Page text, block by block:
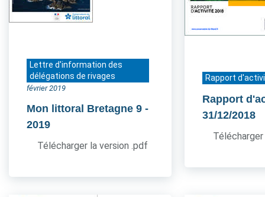
Lettre d'information des
délégations de rivages
février 2019
Mon littoral Bretagne 9 -
2019
Télécharger la version .pdf
Rapport
Rapport
31/12/2018